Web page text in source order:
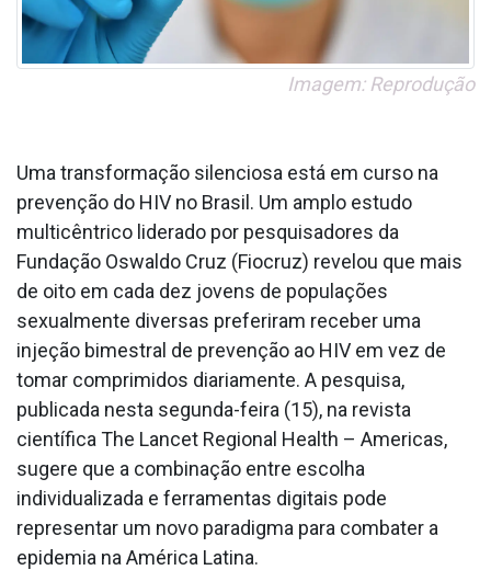
Imagem: Reprodução
Uma transformação silenciosa está em curso na
prevenção do HIV no Brasil. Um amplo estudo
multicêntrico liderado por pesquisadores da
Fundação Oswaldo Cruz (Fiocruz) revelou que mais
de oito em cada dez jovens de populações
sexualmente diversas preferiram receber uma
injeção bimestral de prevenção ao HIV em vez de
tomar comprimidos diariamente. A pesquisa,
publicada nesta segunda-feira (15), na revista
científica The Lancet Regional Health – Americas,
sugere que a combinação entre escolha
individualizada e ferramentas digitais pode
representar um novo paradigma para combater a
epidemia na América Latina.